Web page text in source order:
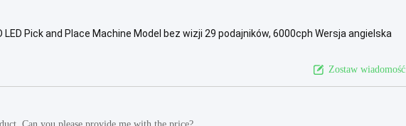
Pick and Place Machine Model bez wizji 29 podajników, 6000cph Wersja angielska
Zostaw wiadomość.
Can you please provide me with the price?